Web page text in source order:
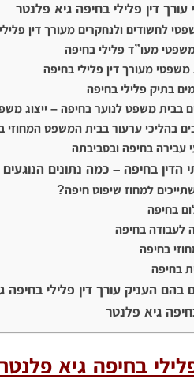
עורך דין פלילי בחיפה גיא פלנטר
לחשודים ולנחקרים מעורך דין
משפטי מעו”ד פלילי בחיפה
משפטי מעורך דין פלילי בחיפה
בתיק פלילי בחיפה
בבית משפט לנוער בחיפה – ייצוג
בהליכי ערעור בבית המשפט המחוזי
עבירה בחיפה ובסביבתה
בחיפה – כמה נתונים הנוגעים
למחוז שיפוט חיפה?
בחיפה
לעבודה בחיפה
בחיפה
בחיפה
בהם העניק עורך דין פלילי בחיפה
גיא פלנטר
בחיפה גיא